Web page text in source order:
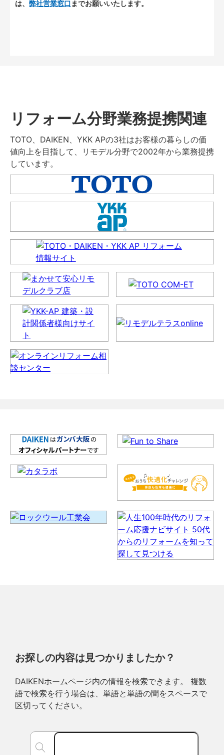
は、 弊社営業窓口 までお願いいたします。
リフォーム分野業務提携関連
TOTO、DAIKEN、YKK APの3社はお客様の暮らしの価
値向上を目指して、リモデル分野で2002年から業務提携
しています。
お探しの内容は見つかりましたか？
DAIKENホームページ内の情報を検索できます。 複数
語で検索を行う場合は、単語と単語の間をスペースで
区切ってください。